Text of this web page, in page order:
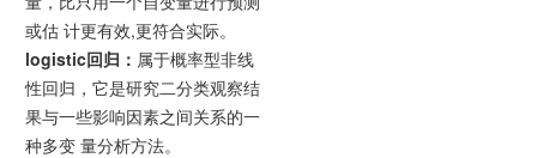
或估 计更有效,更符合实际。
logistic回归： 属于概率型非线
性回归，它是研究二分类观察结
果与一些影响因素之间关系的一
种多变 量分析方法。